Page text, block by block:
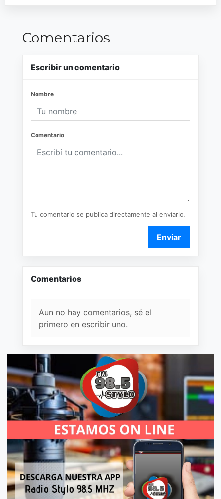
Comentarios
Escribir un comentario
Nombre
Comentario
Tu comentario se publica directamente al enviarlo.
Enviar
Comentarios
Aun no hay comentarios, sé el
primero en escribir uno.